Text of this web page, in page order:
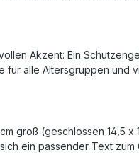
Akzent: Ein
für alle Altersgruppen und
groß (geschlossen 14,5
ein passender Text